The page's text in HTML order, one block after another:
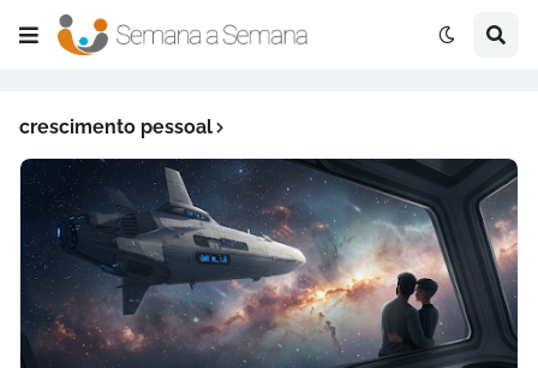
crescimento pessoal